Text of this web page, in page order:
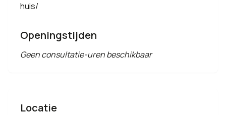
huis/
Openingstijden
Geen consultatie-uren beschikbaar
Locatie